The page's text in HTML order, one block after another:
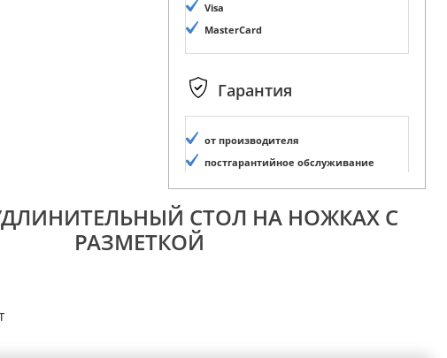
Visa
MasterCard
Гарантия
от производителя
постгарантийное обслуживание
СТОЛ НА НОЖКАХ С
РАЗМЕТКОЙ